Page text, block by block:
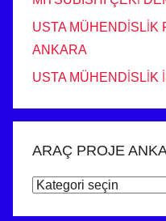
USTA MÜHENDİSLİK
ANKARA
USTA MÜHENDİSLİK
ARAÇ PROJE
ARAÇ